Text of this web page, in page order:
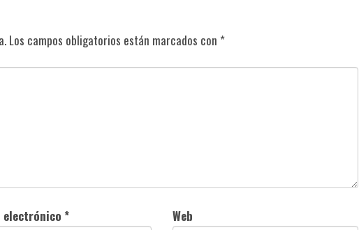
Los campos obligatorios están marcados con *
electrónico* Web